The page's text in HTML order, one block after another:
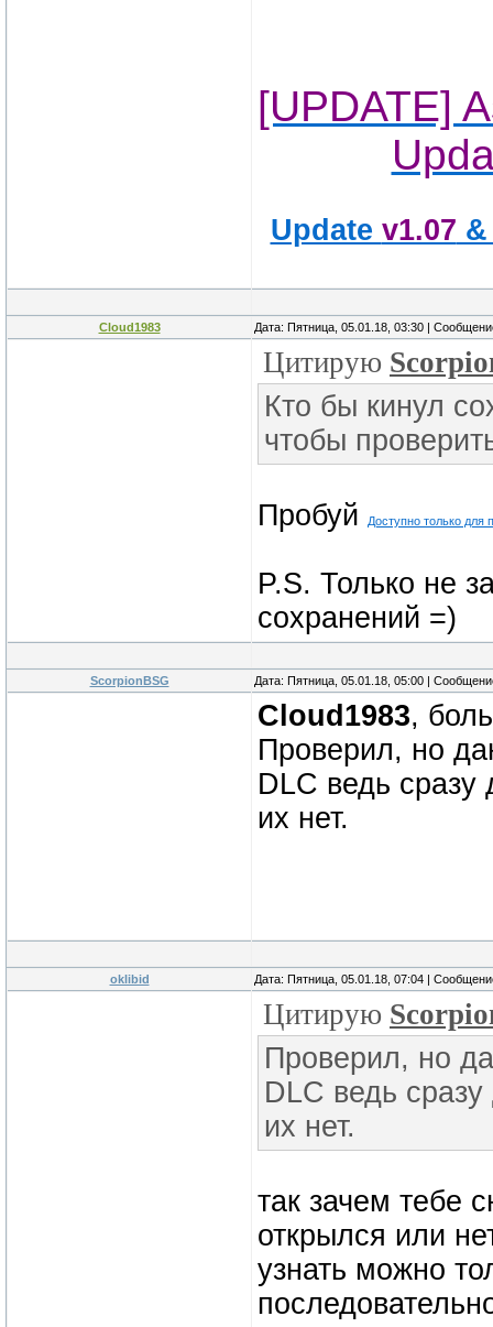
[UPDATE]
Update v1.07
Cloud1983 Дата: Пятница, 05.01.18, 03:30 |
Цитирую
Кто бы кинул
чтобы
Пробуй Доступно только для
P.S. Только не
сохранений =)
ScorpionBSG Дата: Пятница, 05.01.18, 05:00 |
Cloud1983,
Проверил, но
DLC ведь
их нет.
oklibid Дата: Пятница, 05.01.18, 07:04 |
Цитирую
Проверил, но
DLC ведь
их нет.
так зачем тебе
открылся или
узнать можно